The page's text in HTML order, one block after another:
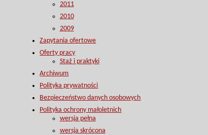
2011
2010
2009
Zapytania ofertowe
Oferty pracy
Staż i praktyki
Archiwum
Polityka prywatności
Bezpieczeństwo danych osobowych
Polityka ochrony małoletnich
wersja pełna
wersja skrócona